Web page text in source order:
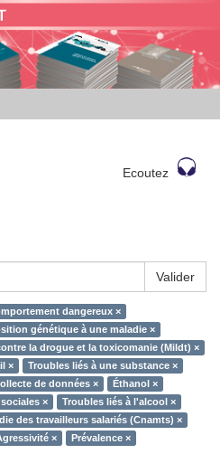
Ecoutez
Valider
dangereux ×
génétique à une maladie ×
la drogue et la toxicomanie (Mildt) ×
×
Troubles liés à une substance ×
de données ×
Éthanol ×
×
Troubles liés à l'alcool ×
des travailleurs salariés (Cnamts) ×
×
Prévalence ×